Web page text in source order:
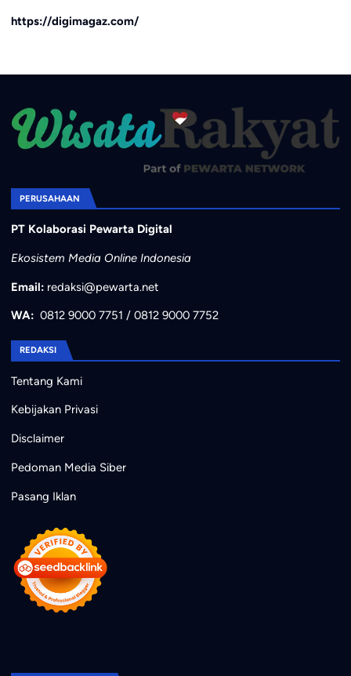
https://digimagaz.com/
PERUSAHAAN
PT Kolaborasi Pewarta Digital
Ekosistem Media Online Indonesia
Email: redaksi@pewarta.net
WA: 0812 9000 7751 / 0812 9000 7752
REDAKSI
Tentang Kami
Kebijakan Privasi
Disclaimer
Pedoman Media Siber
Pasang Iklan